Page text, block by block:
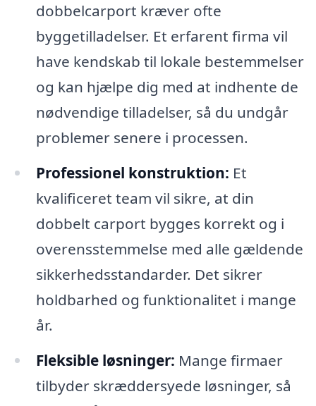
dobbelcarport kræver ofte
byggetilladelser. Et erfarent firma vil
have kendskab til lokale bestemmelser
og kan hjælpe dig med at indhente de
nødvendige tilladelser, så du undgår
problemer senere i processen.
Professionel konstruktion: Et
kvalificeret team vil sikre, at din
dobbelt carport bygges korrekt og i
overensstemmelse med alle gældende
sikkerhedsstandarder. Det sikrer
holdbarhed og funktionalitet i mange
år.
Fleksible løsninger: Mange firmaer
tilbyder skræddersyede løsninger, så